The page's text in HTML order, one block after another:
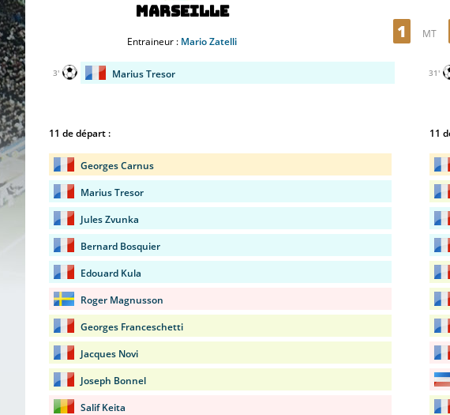
Marseille
Entraineur : Mario Zatelli 1 MT
Marius Tresor
3' 31'
11 de départ :
Georges Carnus
Marius Tresor
Jules Zvunka
Bernard Bosquier
Edouard Kula
Roger Magnusson
Georges Franceschetti
Jacques Novi
Joseph Bonnel
Salif Keita
11